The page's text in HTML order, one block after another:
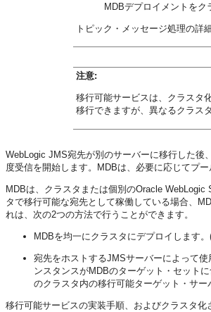
MDBデプロイメントを
トピック・メッセージ処理の詳細
注意:
移行可能サービスは、クラスタ
移行できますが、異なるクラス
WebLogic JMS宛先が別のサーバーに移行した
度受信を開始します。MDBは、必要に応じてプ
MDBは、クラスタまたは個別のOracle WebLogic
タで移行可能な宛先として稼働している場合、
れは、次の2つの方法で行うことができます。
MDBを均一にクラスタにデプロイします
宛先をホストするJMSサーバーによって使
ンスタンスがMDBのターゲット・セット
のクラスタ内の移行可能ターゲット・サ
移行可能サービスの実装手順、およびクラスタ